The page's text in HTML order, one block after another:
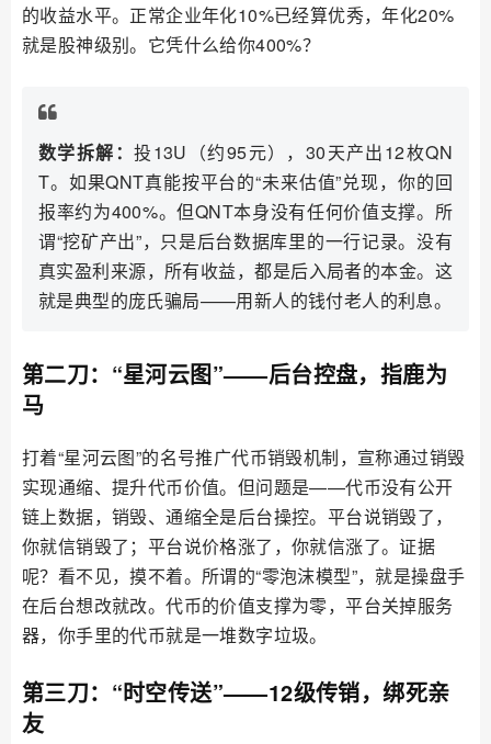
的收益水平。正常企业年化10%已经算优秀，年化20%
就是股神级别。它凭什么给你400%？
数学拆解：投13U（约95元），30天产出12枚QN
T。如果QNT真能按平台的“未来估值”兑现，你的回
报率约为400%。但QNT本身没有任何价值支撑。所
谓“挖矿产出”，只是后台数据库里的一行记录。没有
真实盈利来源，所有收益，都是后入局者的本金。这
就是典型的庞氏骗局——用新人的钱付老人的利息。
第二刀：“星河云图”——后台控盘，指鹿为
马
打着“星河云图”的名号推广代币销毁机制，宣称通过销毁
实现通缩、提升代币价值。但问题是——代币没有公开
链上数据，销毁、通缩全是后台操控。平台说销毁了，
你就信销毁了；平台说价格涨了，你就信涨了。证据
呢？看不见，摸不着。所谓的“零泡沫模型”，就是操盘手
在后台想改就改。代币的价值支撑为零，平台关掉服务
器，你手里的代币就是一堆数字垃圾。
第三刀：“时空传送”——12级传销，绑死亲
友